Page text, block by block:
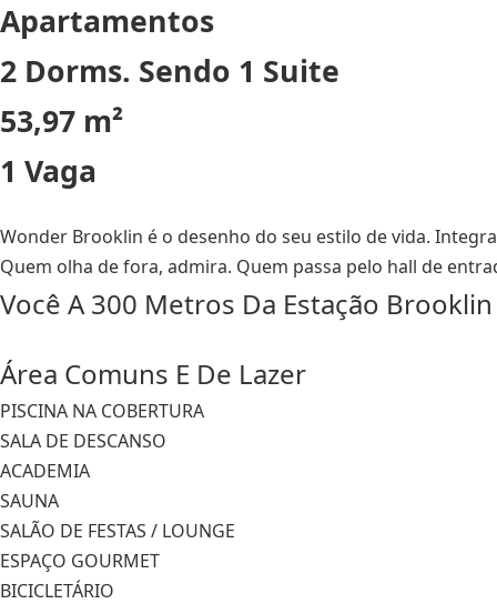
Apartamentos
2 Dorms. Sendo 1 Suite
53,97 m²
1 Vaga
Wonder Brooklin é o desenho do seu estilo de vida.
Quem olha de fora, admira. Quem passa pelo hall de
Você A 300 Metros Da Estação Brooklin
Área Comuns E De Lazer
PISCINA NA COBERTURA
SALA DE DESCANSO
ACADEMIA
SAUNA
SALÃO DE FESTAS / LOUNGE
ESPAÇO GOURMET
BICICLETÁRIO